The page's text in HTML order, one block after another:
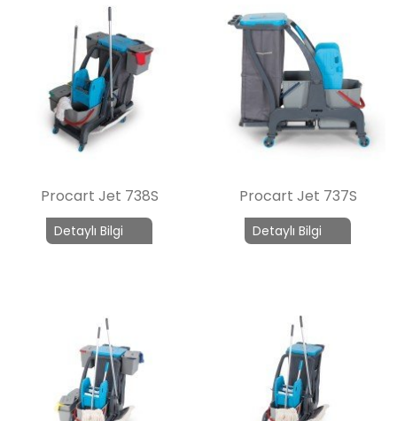
Procart Jet 738S
Detaylı Bilgi
Procart Jet 737S
Detaylı Bilgi